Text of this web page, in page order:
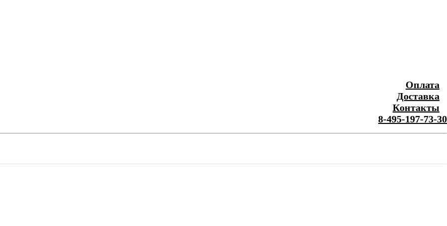
Оплата
Доставка
Контакты
8-495-197-73-30